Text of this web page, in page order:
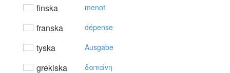
finska menot
franska dépense
tyska Ausgabe
grekiska δαπάvη